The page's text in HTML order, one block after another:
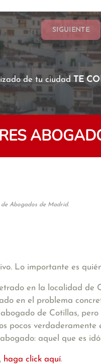
SIGUIENTE
de tu ciudad TE
de Abogados de Madrid.
Lo importante es
en la localidad
en el problema
de Cotillas,
pocos
aquel que es
haga click aquí.